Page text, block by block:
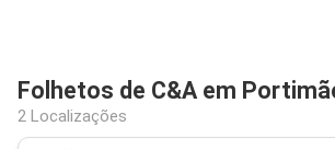
Folhetos de C&A em
2 Localizações